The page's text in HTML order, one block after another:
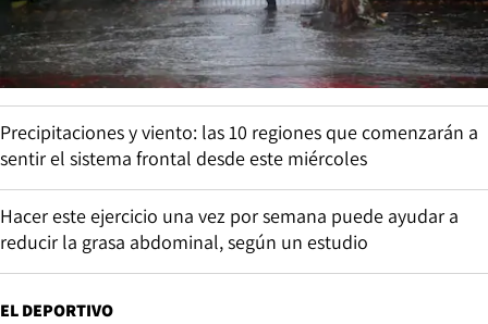
Precipitaciones y viento: las 10 regiones que comenzarán a
sentir el sistema frontal desde este miércoles
Hacer este ejercicio una vez por semana puede ayudar a
reducir la grasa abdominal, según un estudio
EL DEPORTIVO